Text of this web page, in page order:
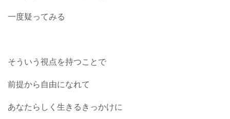
一度疑ってみる
そういう視点を持つことで
前提から自由になれて
あなたらしく生きるきっかけに